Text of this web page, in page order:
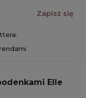
Zapisz się
Elle